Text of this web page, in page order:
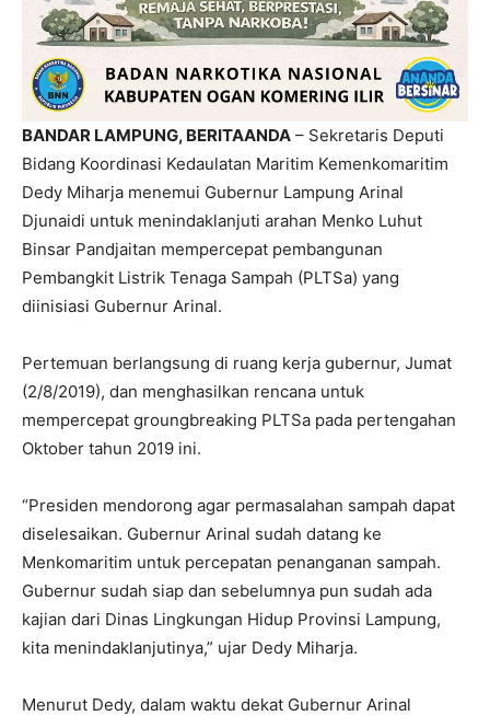
BANDAR LAMPUNG, BERITAANDA – Sekretaris Deputi
Bidang Koordinasi Kedaulatan Maritim Kemenkomaritim
Dedy Miharja menemui Gubernur Lampung Arinal
Djunaidi untuk menindaklanjuti arahan Menko Luhut
Binsar Pandjaitan mempercepat pembangunan
Pembangkit Listrik Tenaga Sampah (PLTSa) yang
diinisiasi Gubernur Arinal.
Pertemuan berlangsung di ruang kerja gubernur, Jumat
(2/8/2019), dan menghasilkan rencana untuk
mempercepat groungbreaking PLTSa pada pertengahan
Oktober tahun 2019 ini.
“Presiden mendorong agar permasalahan sampah dapat
diselesaikan. Gubernur Arinal sudah datang ke
Menkomaritim untuk percepatan penanganan sampah.
Gubernur sudah siap dan sebelumnya pun sudah ada
kajian dari Dinas Lingkungan Hidup Provinsi Lampung,
kita menindaklanjutinya,” ujar Dedy Miharja.
Menurut Dedy, dalam waktu dekat Gubernur Arinal